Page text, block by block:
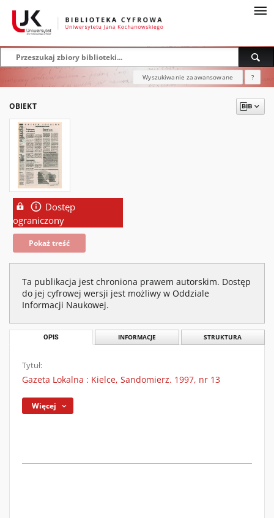
Wyszukiwanie zaawansowane ?
OBIEKT
Dostęp
ograniczony
Pokaż treść
Ta publikacja jest chroniona prawem autorskim. Dostęp
do jej cyfrowej wersji jest możliwy w Oddziale
Informacji Naukowej.
OPIS INFORMACJE STRUKTURA
Tytuł:
Gazeta Lokalna : Kielce, Sandomierz. 1997, nr 13
Więcej